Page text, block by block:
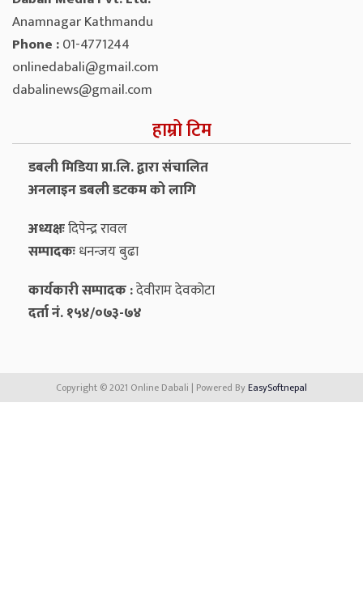
Anamnagar Kathmandu
Phone :01-4771244
onlinedabali@gmail.com
dabalinews@gmail.com
हाम्रो टिम
डबली मिडिया प्रा.लि. द्वारा संचालित
अनलाइन डबली डटकम को लागि
अध्यक्षःदिपेन्द्र रावल
सम्पादकःधनन्‍जय बुढा
कार्यकारी सम्पादक :देवीराम देवकोटा
दर्ता नं. १५४/०७३-७४
Copyright © 2021 Online Dabali | Powered ByEasySoftnepal